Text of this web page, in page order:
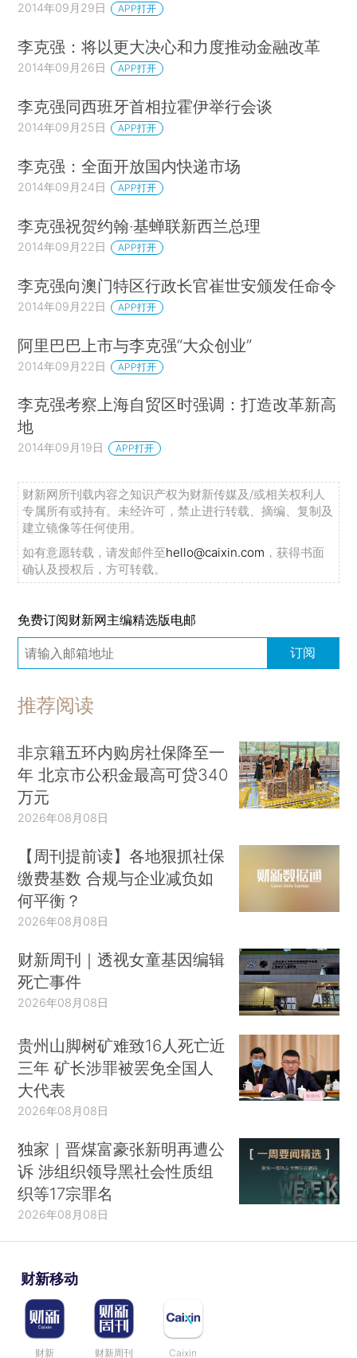
2014年09月29日 APP打开
李克强：将以更大决心和力度推动金融改革
2014年09月26日 APP打开
李克强同西班牙首相拉霍伊举行会谈
2014年09月25日 APP打开
李克强：全面开放国内快递市场
2014年09月24日 APP打开
李克强祝贺约翰·基蝉联新西兰总理
2014年09月22日 APP打开
李克强向澳门特区行政长官崔世安颁发任命令
2014年09月22日 APP打开
阿里巴巴上市与李克强“大众创业”
2014年09月22日 APP打开
李克强考察上海自贸区时强调：打造改革新高
地
2014年09月19日 APP打开
财新网所刊载内容之知识产权为财新传媒及/或相关权利人
专属所有或持有。未经许可，禁止进行转载、摘编、复制及
建立镜像等任何使用。
如有意愿转载，请发邮件至hello@caixin.com ，获得书面
确认及授权后，方可转载。
免费订阅财新网主编精选版电邮
订阅
推荐阅读
非京籍五环内购房社保降至一
年 北京市公积金最高可贷340
万元
2026年08月08日
【周刊提前读】各地狠抓社保
缴费基数 合规与企业减负如
何平衡？
2026年08月08日
财新周刊｜透视女童基因编辑
死亡事件
2026年08月08日
贵州山脚树矿难致16人死亡近
三年 矿长涉罪被罢免全国人
大代表
2026年08月08日
独家｜晋煤富豪张新明再遭公
诉 涉组织领导黑社会性质组
织等17宗罪名
2026年08月08日
财新移动
财新 财新周刊 Caixin